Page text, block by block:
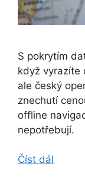
S pokrytím
když vyrazíte
ale český
znechutí
offline
nepotřebují.
Číst dál